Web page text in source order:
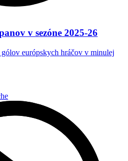
v sezóne 2025-26
európskych hráčov v minulej